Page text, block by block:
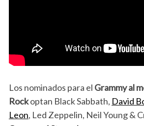
Los nominados para el Grammy al
Rockoptan Black Sabbath, David
Leon, Led Zeppelin, Neil Young &